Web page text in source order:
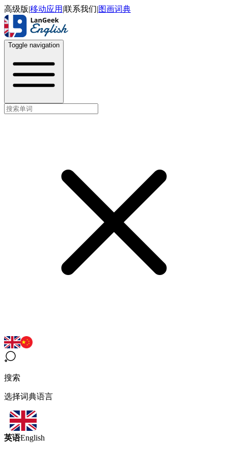
高级版|移动应用 |联系我们|图画词典
Toggle navigation
搜索
选择词典语言
英语English